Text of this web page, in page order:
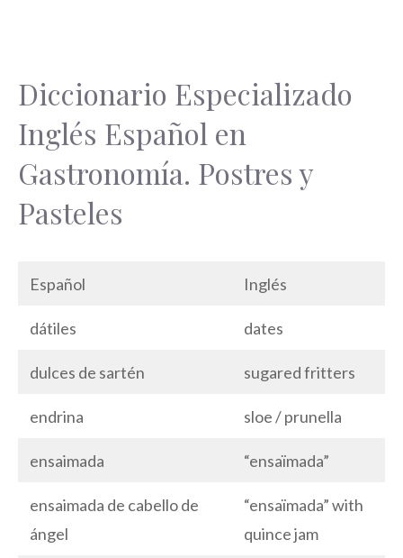
Diccionario Especializado
Inglés Español en
Gastronomía. Postres y
Pasteles
Español Inglés
dátiles dates
dulces de sartén sugared fritters
endrina sloe / prunella
ensaimada “ensaïmada”
ensaimada de cabello de
ángel
“ensaïmada” with
quince jam